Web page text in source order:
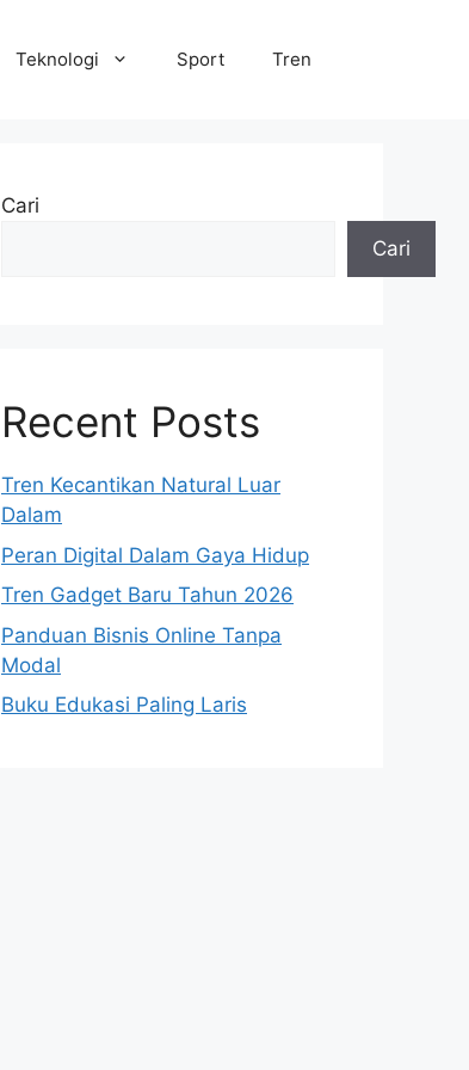
Teknologi Sport Tren
Cari
Cari
Recent Posts
Tren Kecantikan Natural Luar
Dalam
Peran Digital Dalam Gaya Hidup
Tren Gadget Baru Tahun 2026
Panduan Bisnis Online Tanpa
Modal
Buku Edukasi Paling Laris